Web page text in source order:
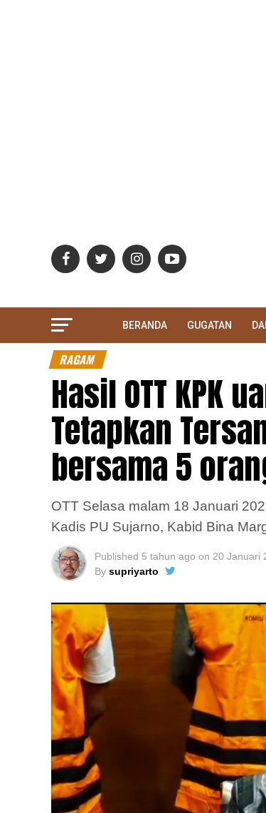
BERANDA GUGATAN
RAGAM
Hasil OTT KPK
Tetapkan
bersama 5
OTT Selasa malam 18 Januari
Kadis PU Sujarno, Kabid Bina
Published 5 tahun ago on 20 Januari
By supriyarto